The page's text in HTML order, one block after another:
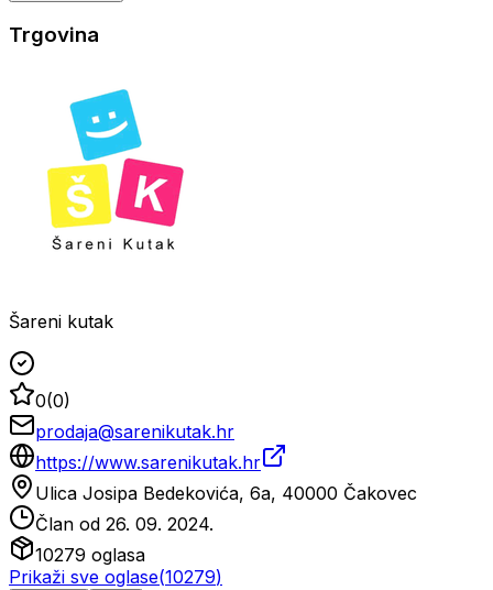
Trgovina
Šareni kutak
0(0)
prodaja@sarenikutak.hr
https://www.sarenikutak.hr
Ulica Josipa Bedekovića, 6a, 40000 Čakovec
Član od 26. 09. 2024.
10279 oglasa
Prikaži sve oglase(10279)